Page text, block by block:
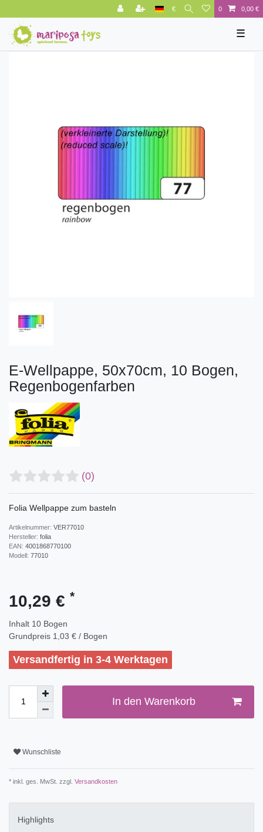
€ 0 0,00 €
☰
E-Wellpappe, 50x70cm, 10 Bogen,
Regenbogenfarben
(0)
Folia Wellpappe zum basteln
Artikelnummer: VER77010
Hersteller: folia
EAN: 4001868770100
Modell: 77010
10,29 € *
Inhalt 10 Bogen
Grundpreis 1,03 € / Bogen
Versandfertig in 3-4 Werktagen
In den Warenkorb
Wunschliste
* inkl. ges. MwSt. zzgl. Versandkosten
Highlights